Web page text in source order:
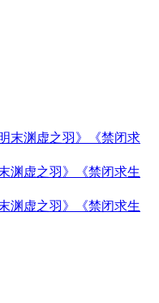
渊虚之羽》《禁闭求生
渊虚之羽》《禁闭求生